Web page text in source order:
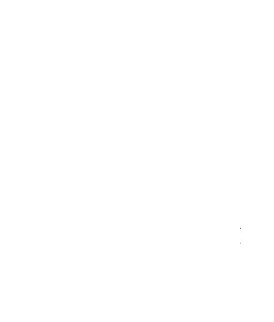
Ace
Preis
449,00